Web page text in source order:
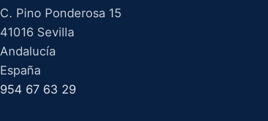
C. Pino Ponderosa 15
41016 Sevilla
Andalucía
España
954 67 63 29